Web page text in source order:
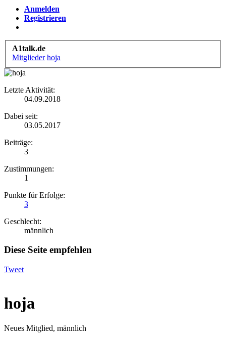
Anmelden
Registrieren
A1talk.de
Mitglieder hoja
Letzte Aktivität:
04.09.2018
Dabei seit:
03.05.2017
Beiträge:
3
Zustimmungen:
1
Punkte für Erfolge:
3
Geschlecht:
männlich
Diese Seite empfehlen
Tweet
hoja
Neues Mitglied, männlich